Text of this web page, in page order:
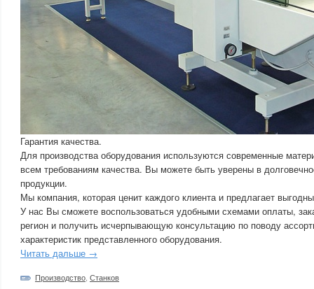
Гарантия качества.
Для производства оборудования используются современные
всем требованиям качества. Вы можете быть уверены в
продукции.
Мы компания, которая ценит каждого клиента и предлагает
У нас Вы сможете воспользоваться удобными схемами оплаты,
регион и получить исчерпывающую консультацию по поводу
характеристик представленного оборудования.
Читать дальше →
Производство Станков